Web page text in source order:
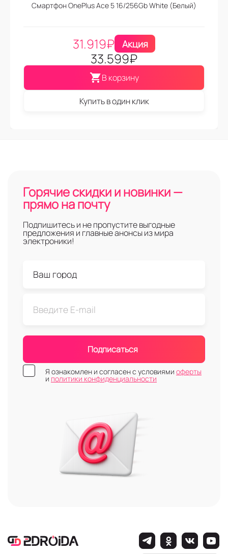
Смартфон OnePlus Ace 5 16/256Gb White (Белый)
31.919₽ Акция
33.599₽
В корзину
Купить в один клик
Горячие скидки и новинки —
прямо на почту
Подпишитесь и не пропустите выгодные
предложения и главные анонсы из мира
электроники!
Подписаться
Я ознакомлен и согласен с условиями оферты
и политики конфиденциальности